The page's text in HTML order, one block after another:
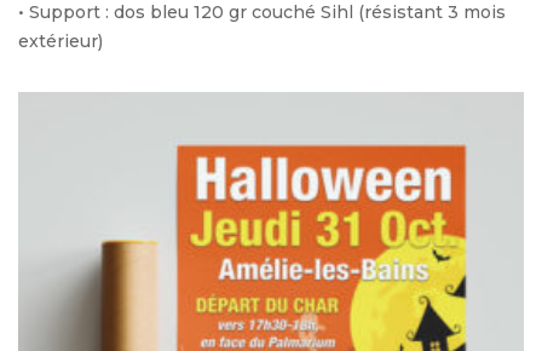
• Support : dos bleu 120 gr couché Sihl (résistant 3 mois
extérieur)